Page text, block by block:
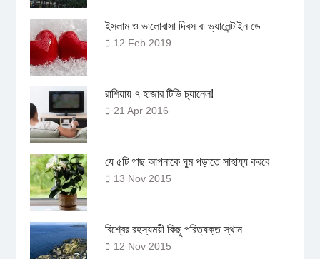
ইসলাম ও ভালোবাসা দিবস বা ভ্যালেন্টাইন ডে
12 Feb 2019
রাশিয়ায় ৭ হাজার টিভি চ্যানেল!
21 Apr 2016
যে ৫টি গাছ আপনাকে ঘুম পড়াতে সাহায্য করবে
13 Nov 2015
বিশ্বের রহস্যময়ী কিছু পরিত্যক্ত স্থান
12 Nov 2015